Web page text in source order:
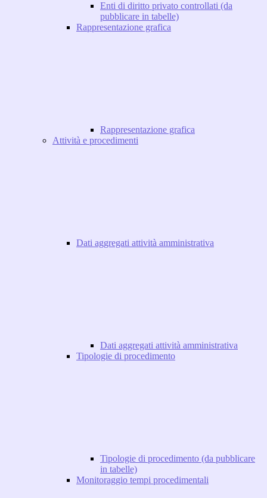
Enti di diritto privato controllati (da
pubblicare in tabelle)
Rappresentazione grafica
Rappresentazione grafica
Attività e procedimenti
Dati aggregati attività amministrativa
Dati aggregati attività amministrativa
Tipologie di procedimento
Tipologie di procedimento (da pubblicare
in tabelle)
Monitoraggio tempi procedimentali